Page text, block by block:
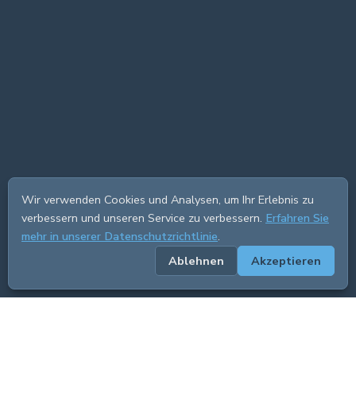
Wir verwenden Cookies und Analysen, um Ihr Erlebnis zu
verbessern und unseren Service zu verbessern. Erfahren Sie
mehr in unserer Datenschutzrichtlinie.
Ablehnen
Akzeptieren